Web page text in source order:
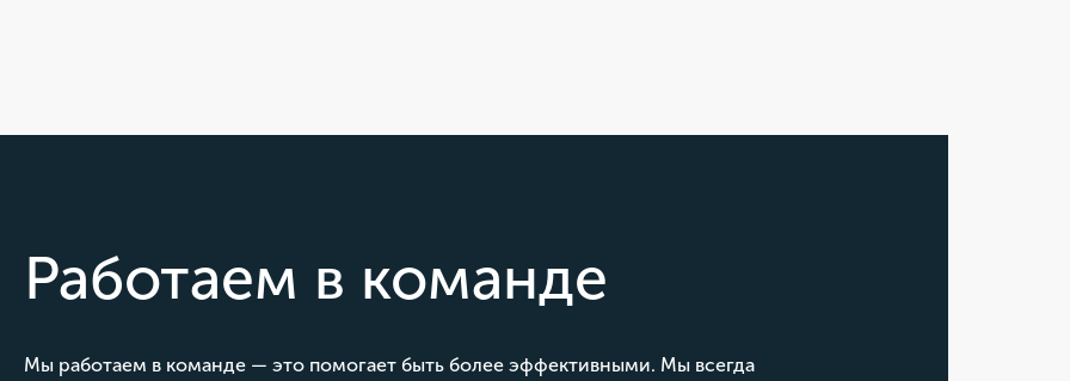
Работаем в команде
Мы работаем в команде — это помогает быть более эффективными. Мы всегда